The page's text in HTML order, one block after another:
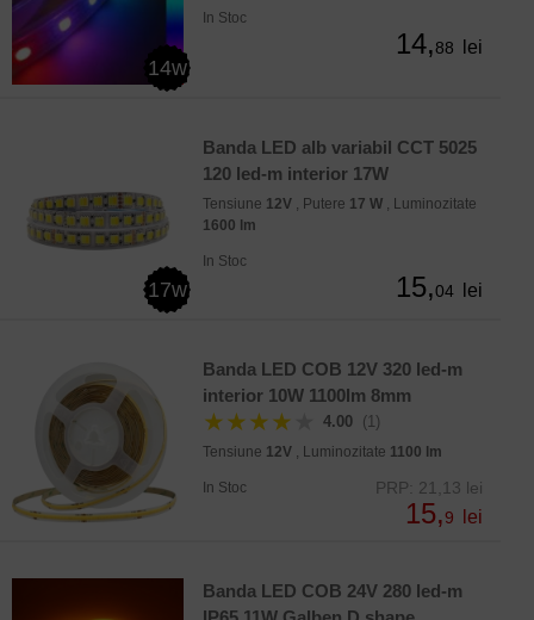
14w
In Stoc
14,88 lei
17w
Banda LED alb variabil CCT 5025
120 led-m interior 17W
Tensiune 12V , Putere 17 W , Luminozitate
1600 lm
In Stoc
15,04 lei
Banda LED COB 12V 320 led-m
interior 10W 1100lm 8mm
★★★★ 4.00 (1)
Tensiune 12V , Luminozitate 1100 lm
In Stoc PRP: 21,13 lei
15,9 lei
Banda LED COB 24V 280 led-m